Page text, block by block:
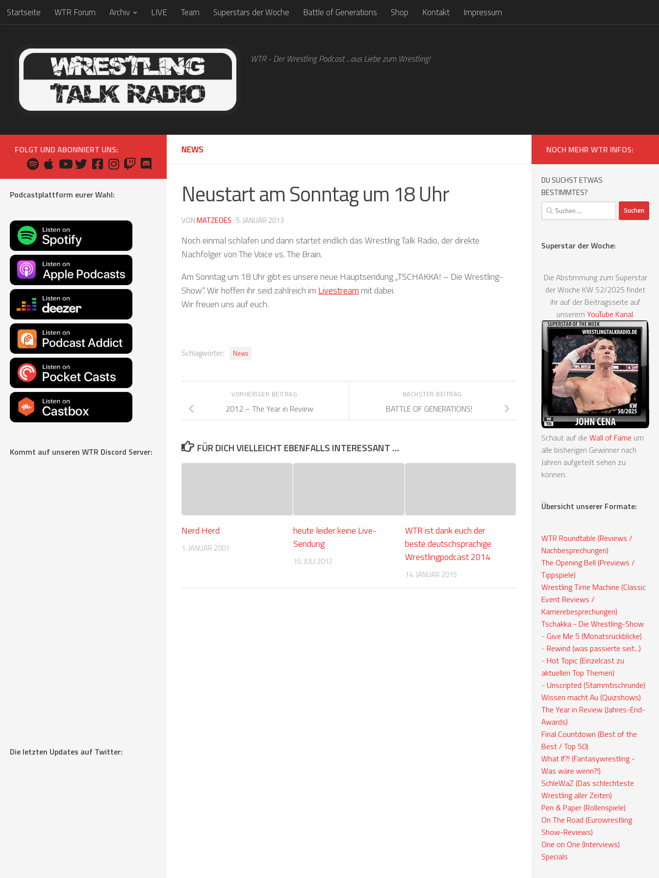
Zum Inhalt springen
Startseite WTR Forum Archiv LIVE Team Superstars der Woche Battle of Generations Shop Kontakt Impressum
WTR - Der Wrestling Podcast ...aus Liebe zum Wrestling!
NEWS
Neustart am Sonntag um 18 Uhr
VONMATZEOES · 5. JANUAR 2013
Noch einmal schlafen und dann startet endlich das Wrestling Talk Radio, der direkte
Nachfolger von The Voice vs. The Brain.
Am Sonntag um 18 Uhr gibt es unsere neue Hauptsendung „TSCHAKKA! – Die Wrestling-
Show“. Wir hoffen ihr seid zahlreich im Livestream mit dabei.
Wir freuen uns auf euch.
Schlagwörter: News
NÄCHSTER BEITRAG
BATTLE OF GENERATIONS!
VORHERIGER BEITRAG
2012 – The Year in Review
FÜR DICH VIELLEICHT EBENFALLS INTERESSANT …
Nerd Herd
1. JANUAR 2001
heute leider keine Live-
Sendung
15. JULI 2012
WTR ist dank euch der
beste deutschsprachige
Wrestlingpodcast 2014
14. JANUAR 2015
FOLGT UND ABONNIERT UNS:
Podcastplattform eurer Wahl:
Kommt auf unseren WTR Discord Server:
Die letzten Updates auf Twitter:
NOCH MEHR WTR INFOS:
DU SUCHST ETWAS
BESTIMMTES?
Suchen
nach:
Superstar der Woche:
Die Abstimmung zum Superstar
der Woche KW 52/2025 findet
ihr auf der Beitragsseite auf
unserem YouTube Kanal.
Schaut auf die Wall of Fame um
alle bisherigen Gewinner nach
Jahren aufgeteilt sehen zu
können.
Übersicht unserer Formate:
WTR Roundtable (Reviews /
Nachbesprechungen)
The Opening Bell (Previews /
Tippspiele)
Wrestling Time Machine (Classic
Event Reviews /
Karrierebesprechungen)
Tschakka - Die Wrestling-Show
- Give Me 5 (Monatsrückblicke)
- Rewind (was passierte seit...)
- Hot Topic (Einzelcast zu
aktuellen Top Themen)
- Unscripted (Stammtischrunde)
Wissen macht Au (Quizshows)
The Year in Review (Jahres-End-
Awards)
Final Countdown (Best of the
Best / Top 50)
What If?! (Fantasywrestling -
Was wäre wenn?!)
SchleWaZ (Das schlechteste
Wrestling aller Zeiten)
Pen & Paper (Rollenspiele)
On The Road (Eurowrestling
Show-Reviews)
One on One (Interviews)
Specials